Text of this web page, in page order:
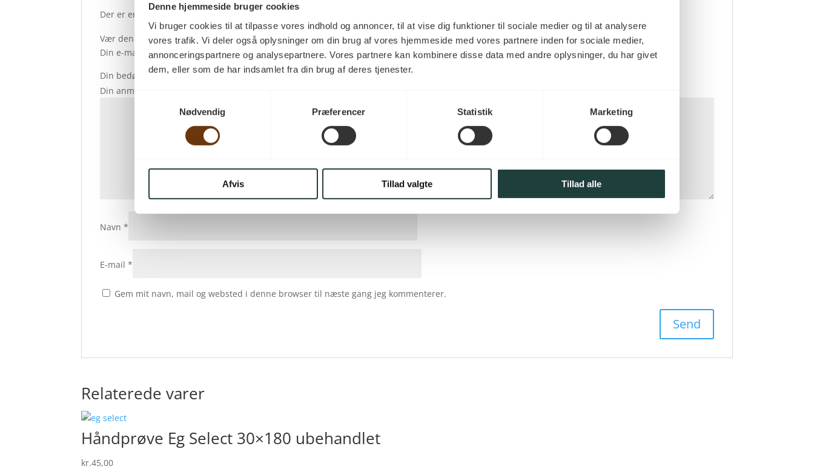
Denne hjemmeside bruger cookies
Vi bruger cookies til at tilpasse vores indhold og annoncer, til at vise dig funktioner til sociale medier og til at analysere
vores trafik. Vi deler også oplysninger om din brug af vores hjemmeside med vores partnere inden for sociale medier,
annonceringspartnere og analysepartnere. Vores partnere kan kombinere disse data med andre oplysninger, du har givet
dem, eller som de har indsamlet fra din brug af deres tjenester.
Nødvendig
Præferencer Statistik Marketing
Afvis Tillad valgte Tillad alle
Der er endnu ikke nogle anmeldelser.
Vær den første til at anmelde “Håndprøve Eg Select 22×160 ubehandlet”
Din e-mailadresse vil ikke blive publiceret. Krævede felter er markeret med*
Din bedømmelse *
Din anmeldelse
Navn*
E-mail*
Gem mit navn, mail og websted i denne browser til næste gang jeg kommenterer.
Relaterede varer
Håndprøve Eg Select 30×180 ubehandlet
kr.45,00